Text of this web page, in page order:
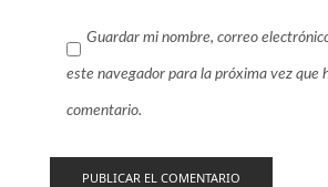
Guardar mi nombre, correo
este navegador para la próxima vez que
comentario.